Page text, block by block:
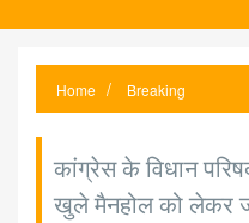
Home Breaking
कांग्रेस के विधान
खुले मैनहोल को लेकर